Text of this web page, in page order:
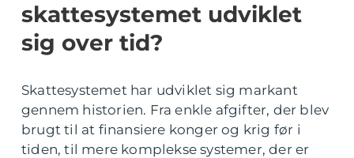
skattesystemet udviklet
sig over tid?
Skattesystemet har udviklet sig markant
gennem historien. Fra enkle afgifter, der blev
brugt til at finansiere konger og krig før i
tiden, til mere komplekse systemer, der er